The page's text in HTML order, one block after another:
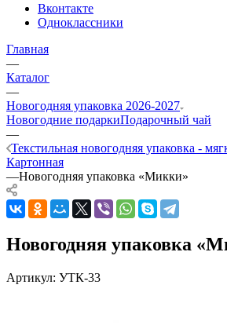
Вконтакте
Одноклассники
Главная
—
Каталог
—
Новогодняя упаковка 2026-2027
Новогодние подаркиПодарочный чай
—
Текстильная новогодняя упаковка -
Картонная
—Новогодняя упаковка «Микки»
Новогодняя упаковка
Артикул: УТК-33